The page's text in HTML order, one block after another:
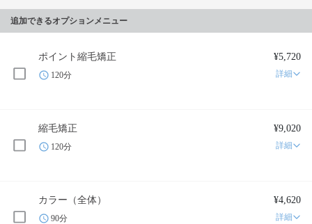
追加できるオプションメニュー
ポイント縮毛矯正 ¥5,720
120分 詳細
縮毛矯正 ¥9,020
120分 詳細
カラー（全体） ¥4,620
90分 詳細